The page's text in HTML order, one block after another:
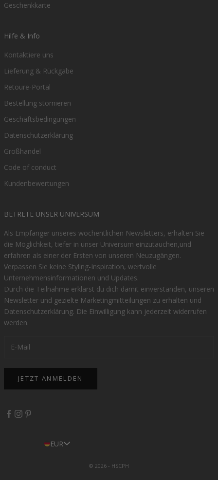
Geschenkkarte
Hilfe & Info
Kontaktiere uns
Lieferung & Rückgabe
Retoure-Portal
Bestellung stornieren
Geschäftsbedingungen
Datenschutzerklärung
Großhandel
Code of conduct
Kundenbewertungen
BETRETE UNSER UNIVERSUM
Als Empfänger unseres wöchentlichen Newsletters, erhalten Sie
die Möglichkeit, tiefer in unser Universum einzutauchen,und
erfahren als einer der Ersten von unseren Neuzugängen.
Verpassen Sie keine Styling-Inspiration, wertvolle
Unternehmensinformationen und Updates.
Durch die Teilnahme erklärst du dich damit einverstanden, unseren
Newsletter und gezielte Marketingmitteilungen zu erhalten und
Datenschutzerklärung. Die Einwilligung kann jederzeit widerrufen
werden.
JETZT ANMELDEN
EUR
© 2026 - HSCPH